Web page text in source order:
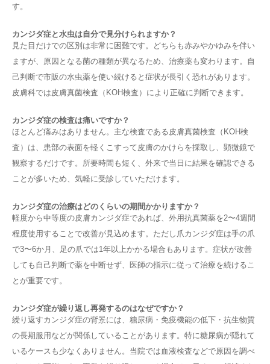
す。
カンジダ症と水虫は自分で見分けられますか？
見た目だけでの区別は非常に困難です。どちらも赤みやかゆみを伴い
ますが、原因となる菌の種類が異なるため、治療薬も変わります。自
己判断で市販の水虫薬を使い続けると症状が長引く恐れがあります。
皮膚科では皮膚真菌検査（KOH検査）により正確に判断できます。
カンジダ症の検査は痛いですか？
ほとんど痛みはありません。主な検査である皮膚真菌検査（KOH検
査）は、患部の表面を軽くこすって皮膚のかけらを採取し、顕微鏡で
観察するだけです。所要時間も短く、外来で当日に結果を確認できる
ことが多いため、気軽に受診していただけます。
カンジダ症の治療はどのくらいの期間かかりますか？
軽度から中等度の皮膚カンジダ症であれば、外用抗真菌薬を2〜4週間
程度使用することで改善が見込めます。ただし爪カンジダ症は手の爪
で3〜6か月、足の爪では1年以上かかる場合もあります。症状が改善
しても自己判断で薬を中断せず、医師の指示に従って治療を続けるこ
とが重要です。
カンジダ症が繰り返し再発するのはなぜですか？
繰り返すカンジダ症の背景には、糖尿病・免疫機能の低下・抗生物質
の長期服用などが関係していることがあります。特に糖尿病が隠れて
いるケースも少なくありません。当院では血液検査などで原因を調べ